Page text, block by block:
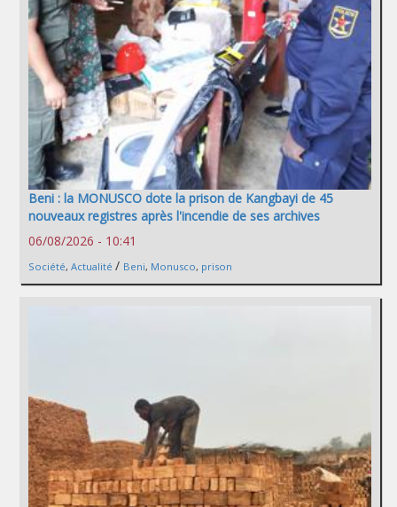
Beni : la MONUSCO dote la prison de Kangbayi de 45
nouveaux registres après l'incendie de ses archives
06/08/2026 - 10:41
Société, Actualité / Beni, Monusco, prison